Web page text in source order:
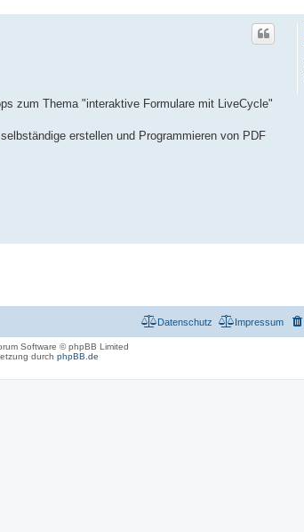
zum Thema "interaktive Formulare mit LiveCycle"
erstellen und Programmieren von PDF
Impressum
Datenschutz
Software © phpBB Limited
durch phpBB.de